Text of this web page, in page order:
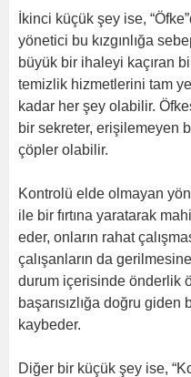
İkinci küçük şey ise,
yönetici bu kızgınlığa
büyük bir ihaleyi kaçıran
temizlik hizmetlerini tam
kadar her şey olabilir.
bir sekreter, erişilemeyen
çöpler olabilir.
Kontrolü elde olmayan
ile bir fırtına yaratarak
eder, onların rahat
çalışanların da
durum içerisinde önderlik
başarısızlığa doğru
kaybeder.
Diğer bir küçük şey ise,